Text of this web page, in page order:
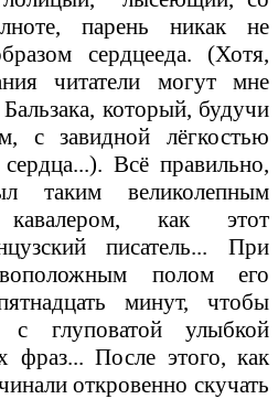
парень никак не
сердцееда. (Хотя,
читатели могут мне
который, будучи
с завидной лёгкостью
Всё правильно,
великолепным
как этот
писатель... При
полом его
минут, чтобы
с глуповатой улыбкой
фраз... После этого, как
откровенно скучать